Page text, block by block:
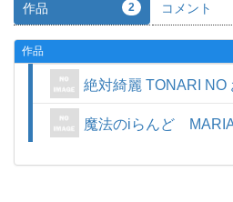
作品 2 コメント
作品
絶対綺麗 TONARI
魔法のiらんど